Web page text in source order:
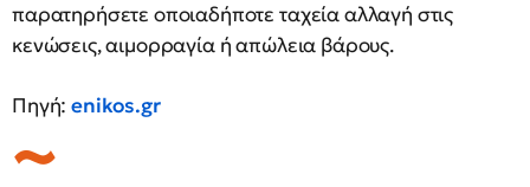
παρατηρήσετε οποιαδήποτε ταχεία αλλαγή στις
κενώσεις, αιμορραγία ή απώλεια βάρους.
Πηγή:enikos.gr